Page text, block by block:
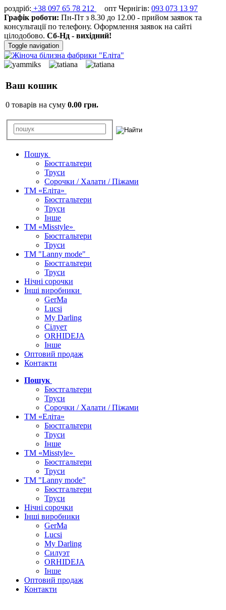
роздріб: +38 097 65 78 212 опт Чернігів: 093 073 13 97
Графік роботи: Пн-Пт з 8.30 до 12.00 - прийом заявок та
консультації по телефону. Оформлення заявок на сайті
цілодобово. Сб-Нд - вихідний!
Toggle navigation
Ваш кошик
0 товарів на суму 0.00 грн.
Пошук
Бюстгальтери
Труси
Сорочки / Халати / Піжами
ТМ «Еліта»
Бюстгальтери
Труси
Інше
ТМ «Misstyle»
Бюстгальтери
Труси
ТМ "Lanny mode"
Бюстгальтери
Труси
Нічні сорочки
Інші виробники
GerMa
Lucsi
My Darling
Сілует
ORHIDEJA
Інше
Оптовий продаж
Контакти
Пошук
Бюстгальтери
Труси
Сорочки / Халати / Піжами
ТМ «Еліта»
Бюстгальтери
Труси
Інше
ТМ «Misstyle»
Бюстгальтери
Труси
ТМ "Lanny mode"
Бюстгальтери
Труси
Нічні сорочки
Інші виробники
GerMa
Lucsi
My Darling
Силуэт
ORHIDEJA
Інше
Оптовий продаж
Контакти